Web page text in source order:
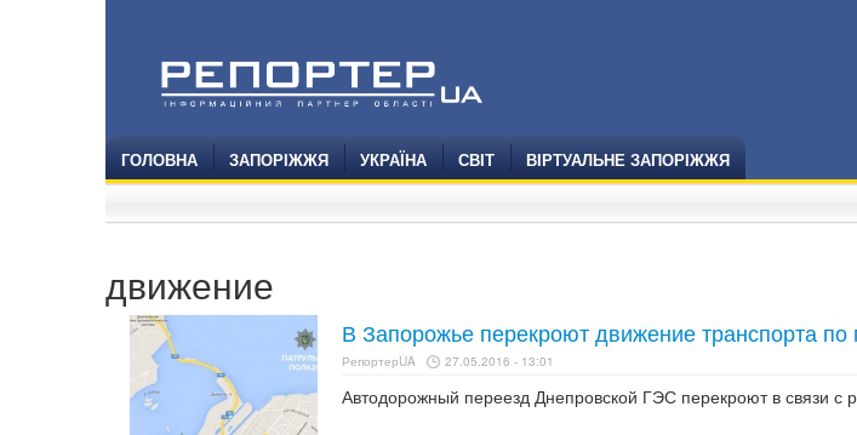
ГОЛОВНА ЗАПОРІЖЖЯ УКРАЇНА СВІТ ВІРТУАЛЬНЕ ЗАПОРІЖЖЯ
движение
В Запорожье перекроют движение транспорта по
РепортерUA 27.05.2016 - 13:01
Автодорожный переезд Днепровской ГЭС перекроют в связи с